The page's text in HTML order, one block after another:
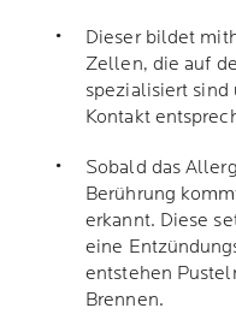
Dieser bildet
Zellen, die auf
spezialisiert
Kontakt
Sobald das
Berührung
erkannt. Diese
eine
entstehen
Brennen.